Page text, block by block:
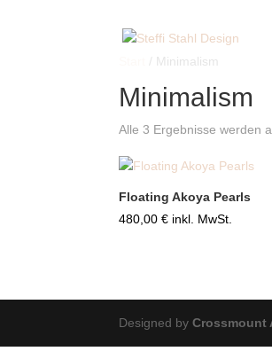
/ Minimalism
Minimalism
Alle 3 Ergebnisse werden
Floating Akoya Pearls
480,00€ inkl. MwSt.
Designed byCrossmount